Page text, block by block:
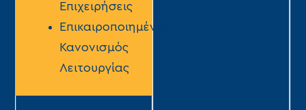
Επιχειρήσεις
Επικαιροποιημένος
Κανονισμός
Λειτουργίας